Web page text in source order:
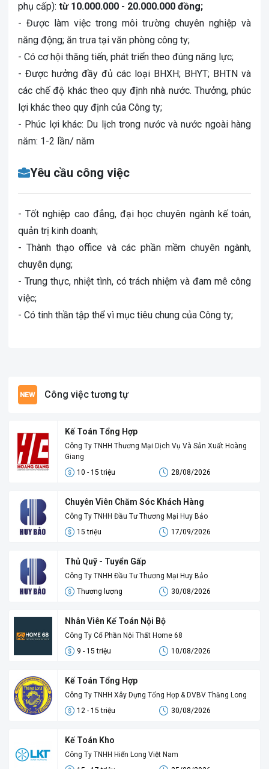
phụ cấp): từ 10.000.000 - 20.000.000 đồng;
- Được làm việc trong môi trường chuyên nghiệp và
năng động; ăn trưa tại văn phòng công ty;
- Có cơ hội thăng tiến, phát triển theo đúng năng lực;
- Được hưởng đầy đủ các loại BHXH; BHYT; BHTN và
các chế độ khác theo quy định nhà nước. Thưởng, phúc
lợi khác theo quy định của Công ty;
- Phúc lợi khác: Du lịch trong nước và nước ngoài hàng
năm: 1-2 lần/ năm
Yêu cầu công việc
- Tốt nghiệp cao đẳng, đại học chuyên ngành kế toán,
quản trị kinh doanh;
- Thành thạo office và các phần mềm chuyên ngành,
chuyên dụng;
- Trung thực, nhiệt tình, có trách nhiệm và đam mê công
việc;
- Có tinh thần tập thể vì mục tiêu chung của Công ty;
Công việc tương tự
Kế Toán Tổng Hợp
Công Ty TNHH Thương Mại Dịch Vụ Và Sản Xuất Hoàng
Giang
10 - 15 triệu
28/08/2026
Chuyên Viên Chăm Sóc Khách Hàng
Công Ty TNHH Đầu Tư Thương Mại Huy Bảo
15 triệu
17/09/2026
Thủ Quỹ - Tuyển Gấp
Công Ty TNHH Đầu Tư Thương Mại Huy Bảo
Thương lượng
30/08/2026
Nhân Viên Kế Toán Nội Bộ
Công Ty Cổ Phần Nội Thất Home 68
9 - 15 triệu
10/08/2026
Kế Toán Tổng Hợp
Công Ty TNHH Xây Dựng Tổng Hợp & DVBV Thăng Long
12 - 15 triệu
30/08/2026
Kế Toán Kho
Công Ty TNHH Hiển Long Việt Nam